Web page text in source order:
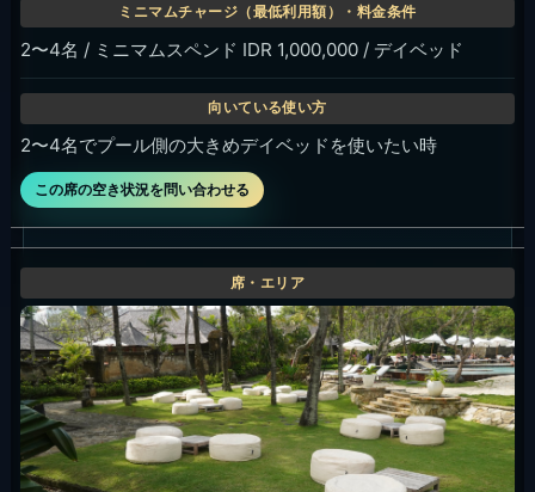
2〜4名 / ミニマムスペンド IDR 1,000,000 / デイベッド
2〜4名でプール側の大きめデイベッドを使いたい時
この席の空き状況を問い合わせる